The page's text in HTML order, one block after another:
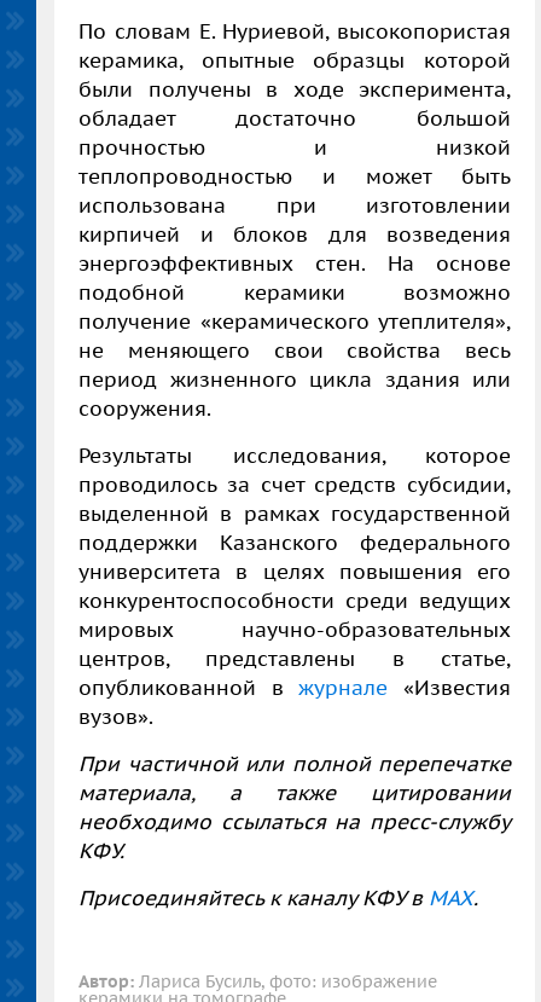
По словам Е. Нуриевой, высокопористая
керамика, опытные образцы которой
были получены в ходе эксперимента,
обладает достаточно большой
прочностью и низкой
теплопроводностью и может быть
использована при изготовлении
кирпичей и блоков для возведения
энергоэффективных стен. На основе
подобной керамики возможно
получение «керамического утеплителя»,
не меняющего свои свойства весь
период жизненного цикла здания или
сооружения.
Результаты исследования, которое
проводилось за счет средств субсидии,
выделенной в рамках государственной
поддержки Казанского федерального
университета в целях повышения его
конкурентоспособности среди ведущих
мировых научно-образовательных
центров,представлены в статье,
опубликованной вжурнале «Известия
вузов».
При частичной или полной перепечатке
материала, а также цитировании
необходимо ссылаться на пресс-службу
КФУ.
Присоединяйтесь к каналу КФУ в MAX.
Автор: Лариса Бусиль, фото: изображение